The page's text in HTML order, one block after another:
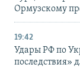
Ормузскому
19:42
Удары РФ по
последствия»